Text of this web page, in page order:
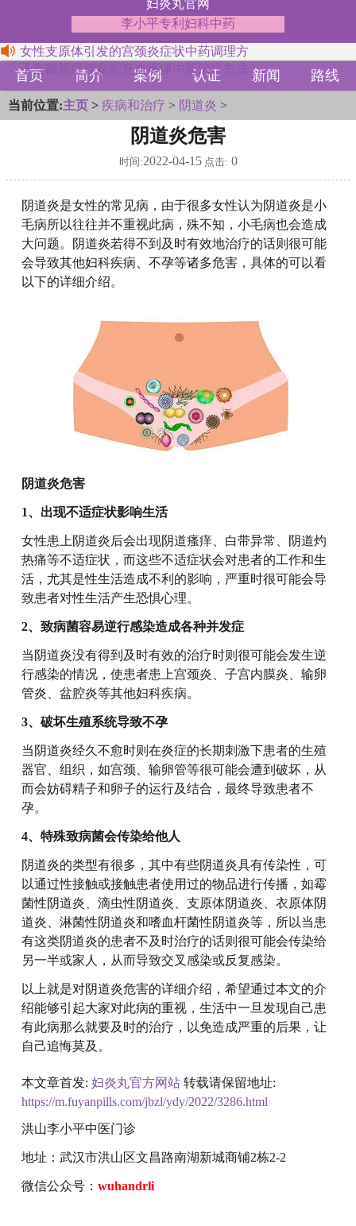
妇炎丸官网
李小平专利妇科中药
女性支原体引发的宫颈炎症状中药调理方
子宫腺肌症伴盆腔充血疼痛中药治疗方法
首页 简介 案例 认证 新闻 路线
当前位置:主页 > 疾病和治疗 > 阴道炎 >
阴道炎危害
时间:2022-04-15点击: 0
阴道炎是女性的常见病，由于很多女性认为阴道炎是小
毛病所以往往并不重视此病，殊不知，小毛病也会造成
大问题。阴道炎若得不到及时有效地治疗的话则很可能
会导致其他妇科疾病、不孕等诸多危害，具体的可以看
以下的详细介绍。
阴道炎危害
1、出现不适症状影响生活
女性患上阴道炎后会出现阴道瘙痒、白带异常、阴道灼
热痛等不适症状，而这些不适症状会对患者的工作和生
活，尤其是性生活造成不利的影响，严重时很可能会导
致患者对性生活产生恐惧心理。
2、致病菌容易逆行感染造成各种并发症
当阴道炎没有得到及时有效的治疗时则很可能会发生逆
行感染的情况，使患者患上宫颈炎、子宫内膜炎、输卵
管炎、盆腔炎等其他妇科疾病。
3、破坏生殖系统导致不孕
当阴道炎经久不愈时则在炎症的长期刺激下患者的生殖
器官、组织，如宫颈、输卵管等很可能会遭到破坏，从
而会妨碍精子和卵子的运行及结合，最终导致患者不
孕。
4、特殊致病菌会传染给他人
阴道炎的类型有很多，其中有些阴道炎具有传染性，可
以通过性接触或接触患者使用过的物品进行传播，如霉
菌性阴道炎、滴虫性阴道炎、支原体阴道炎、衣原体阴
道炎、淋菌性阴道炎和嗜血杆菌性阴道炎等，所以当患
有这类阴道炎的患者不及时治疗的话则很可能会传染给
另一半或家人，从而导致交叉感染或反复感染。
以上就是对阴道炎危害的详细介绍，希望通过本文的介
绍能够引起大家对此病的重视，生活中一旦发现自己患
有此病那么就要及时的治疗，以免造成严重的后果，让
自己追悔莫及。
本文章首发: 妇炎丸官方网站 转载请保留地址:
https://m.fuyanpills.com/jbzl/ydy/2022/3286.html
洪山李小平中医门诊
地址：武汉市洪山区文昌路南湖新城商铺2栋2-2
微信公众号： wuhandrli